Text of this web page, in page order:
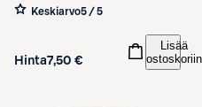
Keskiarvo5 / 5
Hinta7,50 €
Lisää
ostoskoriin